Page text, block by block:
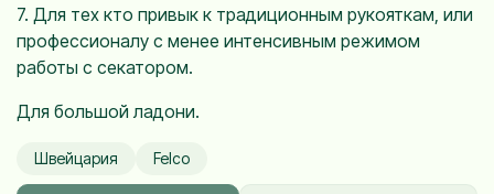
7. Для тех кто привык к традиционным рукояткам, или
профессионалу с менее интенсивным режимом
работы с секатором.
Для большой ладони.
Швейцария Felco